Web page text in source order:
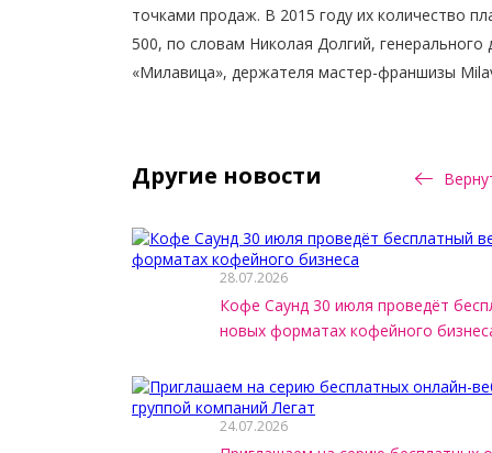
точками продаж. В 2015 году их количество
500, по словам Николая Долгий,
«Милавица», держателя мастер-франшизы
Другие новости
28.07.2026
Кофе Саунд 30 июля проведёт
новых форматах кофейного
24.07.2026